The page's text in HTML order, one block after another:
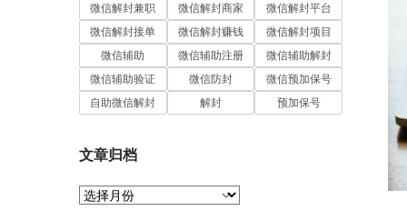
微信解封兼职
微信解封商家
微信解封平台
微信解封接单
微信解封赚钱
微信解封项目
微信辅助
微信辅助注册
微信辅助解封
微信辅助验证
微信防封
微信预加保号
自助微信解封
解封 预加保号
文章归档
文